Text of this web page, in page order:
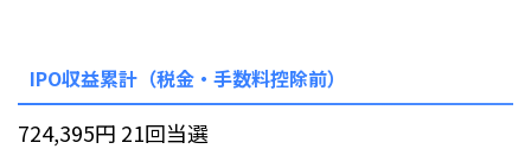
IPO収益累計（税金・手数料控除前）
724,395円 21回当選